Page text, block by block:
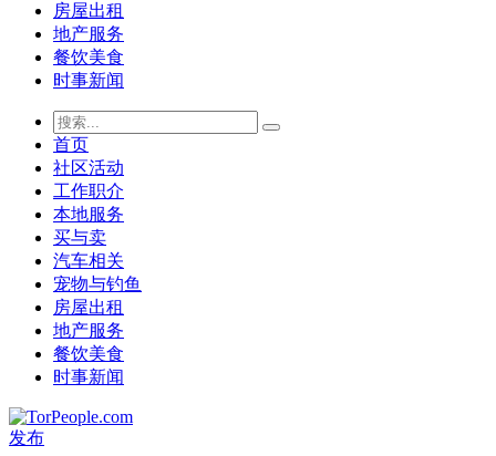
房屋出租
地产服务
餐饮美食
时事新闻
首页
社区活动
工作职介
本地服务
买与卖
汽车相关
宠物与钓鱼
房屋出租
地产服务
餐饮美食
时事新闻
发布